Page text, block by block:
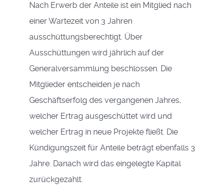
Nach Erwerb der Anteile ist ein Mitglied nach
einer Wartezeit von 3 Jahren
ausschüttungsberechtigt. Über
Ausschüttungen wird jährlich auf der
Generalversammlung beschlossen. Die
Mitglieder entscheiden je nach
Geschäftserfolg des vergangenen Jahres,
welcher Ertrag ausgeschüttet wird und
welcher Ertrag in neue Projekte fließt. Die
Kündigungszeit für Anteile beträgt ebenfalls 3
Jahre. Danach wird das eingelegte Kapital
zurückgezahlt.